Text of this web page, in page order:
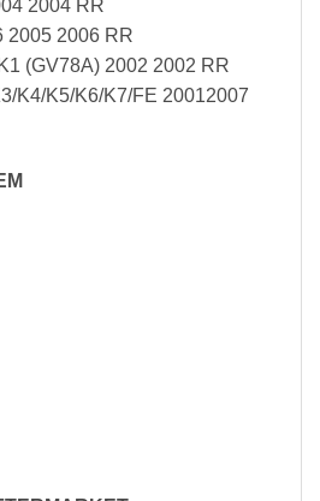
2004 RR
2005 2006 RR
(GV78A) 2002 2002 RR
K4/K5/K6/K7/FE 20012007